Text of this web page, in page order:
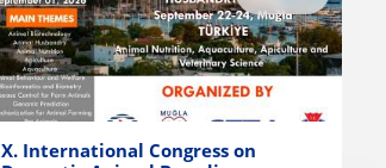
X. International Congress on